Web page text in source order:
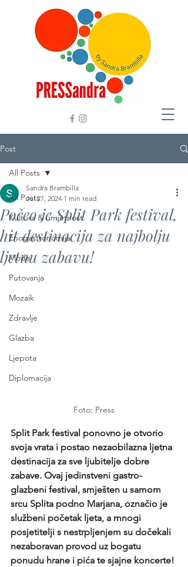
Post
All Posts
Kultura & umjetnost
Enogastronomija
Moda
Putovanja
Mozaik
Zdravlje
Glazba
Ljepota
Diplomacija
All Posts
Počeo je Split Park festival,
hit destinacija za najbolju
ljetnu zabavu!
Sandra Brambilla
Jul 27, 2024 1 min read
Foto: Press
Split Park festival ponovno je otvorio
svoja vrata i postao nezaobilazna ljetna
destinacija za sve ljubitelje dobre
zabave. Ovaj jedinstveni gastro-
glazbeni festival, smješten u samom
srcu Splita podno Marjana, označio je
službeni početak ljeta, a mnogi
posjetitelji s nestrpljenjem su dočekali
nezaboravan provod uz bogatu
ponudu hrane i pića te sjajne koncerte!